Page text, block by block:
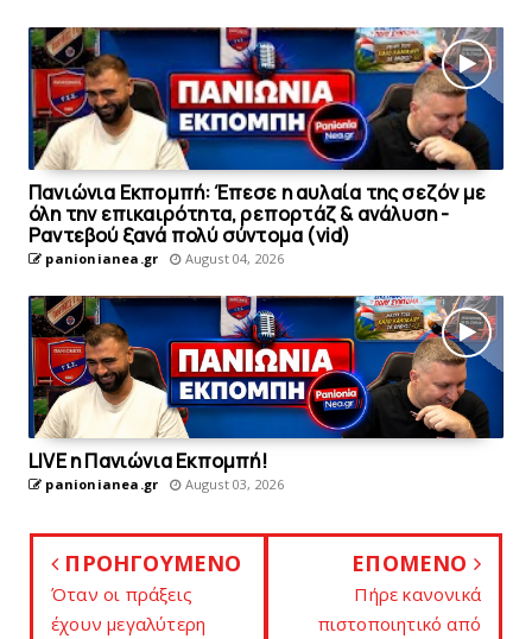
Πανιώνια Εκπομπή: Έπεσε η αυλαία της σεζόν με
όλη την επικαιρότητα, ρεπορτάζ & ανάλυση -
Ραντεβού ξανά πολύ σύντομα (vid)
panionianea.gr August 04, 2026
LIVE η Πανιώνια Εκπομπή!
panionianea.gr August 03, 2026
ΠΡΟΗΓΟΥΜΕΝΟ
Όταν oι πράξεις
έχουν μεγαλύτερη
ΕΠΟΜΕΝΟ
Πήρε κανονικά
πιστοποιητικό από